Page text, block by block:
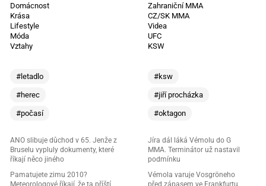
Domácnost
Krása
Lifestyle
Móda
Vztahy
#letadlo
#herec
#počasí
ANO slibuje důchod v 65. Jenže z
Bruselu vypluly dokumenty, které
říkají něco jiného
Pamatujete zimu 2010?
Meteorologové říkají, že ta příští
Zahraniční MMA
CZ/SK MMA
Videa
UFC
KSW
#ksw
#jiří procházka
#oktagon
Jíra dál láká Vémolu do G
MMA. Terminátor už nastavil
podmínku
Vémola varuje Vosgröneho
před zápasem ve Frankfurtu